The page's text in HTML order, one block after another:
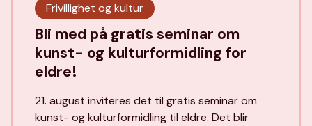
Frivillighet og kultur
Bli med på gratis seminar om
kunst- og kulturformidling for
eldre!
21. august inviteres det til gratis seminar om
kunst- og kulturformidling til eldre. Det blir